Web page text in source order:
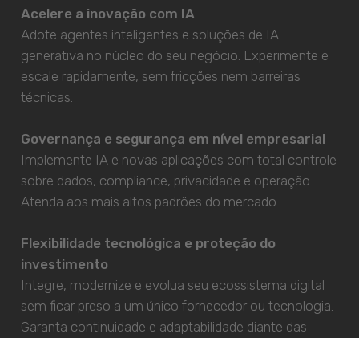
Acelere a inovação com IA
Adote agentes inteligentes e soluções de IA
generativa no núcleo do seu negócio. Experimente e
escale rapidamente, sem fricções nem barreiras
técnicas.
Governança e segurança em nível empresarial
Implemente IA e novas aplicações com total controle
sobre dados, compliance, privacidade e operação.
Atenda aos mais altos padrões do mercado.
Flexibilidade tecnológica e proteção do
investimento
Integre, modernize e evolua seu ecossistema digital
sem ficar preso a um único fornecedor ou tecnologia.
Garanta continuidade e adaptabilidade diante das